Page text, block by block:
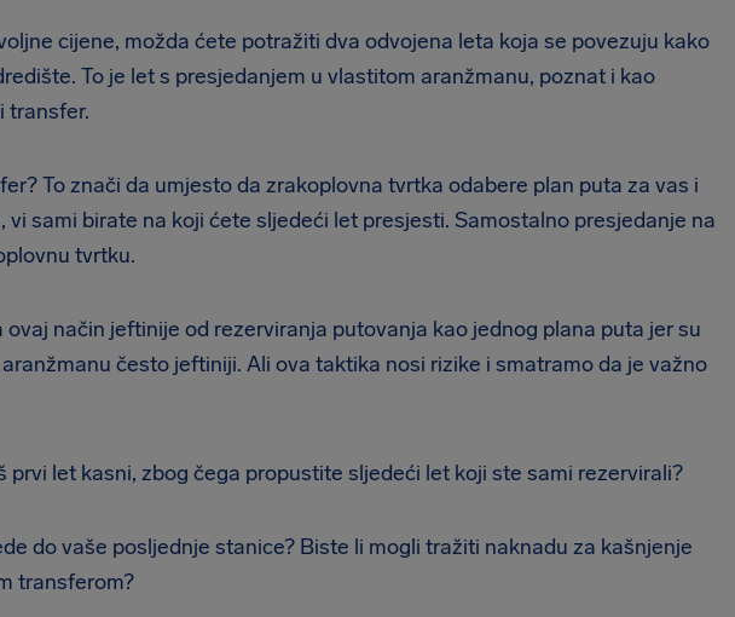
cijene, možda ćete potražiti dva odvojena leta koja se povezuju kako
To je let s presjedanjem u vlastitom aranžmanu, poznat i kao
transfer.
To znači da umjesto da zrakoplovna tvrtka odabere plan puta za vas i
sami birate na koji ćete sljedeći let presjesti. Samostalno presjedanje na
tvrtku.
način jeftinije od rezerviranja putovanja kao jednog plana puta jer su
često jeftiniji. Ali ova taktika nosi rizike i smatramo da je važno
prvi let kasni, zbog čega propustite sljedeći let koji ste sami rezervirali?
do vaše posljednje stanice? Biste li mogli tražiti naknadu za kašnjenje
transferom?